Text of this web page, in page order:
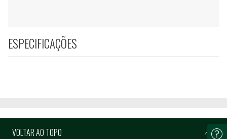
ESPECIFICAÇÕES
VOLTAR AO TOPO